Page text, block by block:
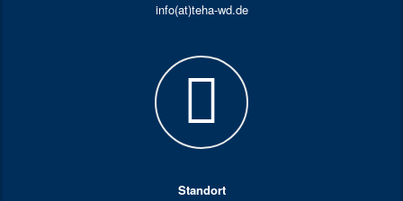
info(at)teha-wd.de
Standort